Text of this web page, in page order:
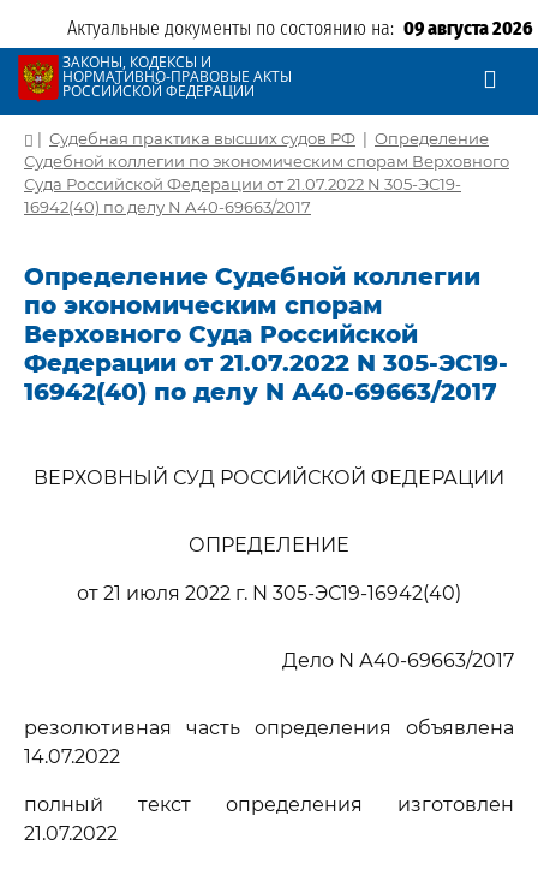
Актуальные документы по состоянию на: 09 августа 2026
ЗАКОНЫ, КОДЕКСЫ И
НОРМАТИВНО-ПРАВОВЫЕ АКТЫ
РОССИЙСКОЙ ФЕДЕРАЦИИ
| Судебная практика высших судов РФ | Определение
Судебной коллегии по экономическим спорам Верховного
Суда Российской Федерации от 21.07.2022 N 305-ЭС19-
16942(40) по делу N А40-69663/2017
Определение Судебной коллегии
по экономическим спорам
Верховного Суда Российской
Федерации от 21.07.2022 N 305-ЭС19-
16942(40) по делу N А40-69663/2017
ВЕРХОВНЫЙ СУД РОССИЙСКОЙ ФЕДЕРАЦИИ
ОПРЕДЕЛЕНИЕ
от 21 июля 2022 г. N 305-ЭС19-16942(40)
Дело N А40-69663/2017
резолютивная часть определения объявлена
14.07.2022
полный текст определения изготовлен
21.07.2022